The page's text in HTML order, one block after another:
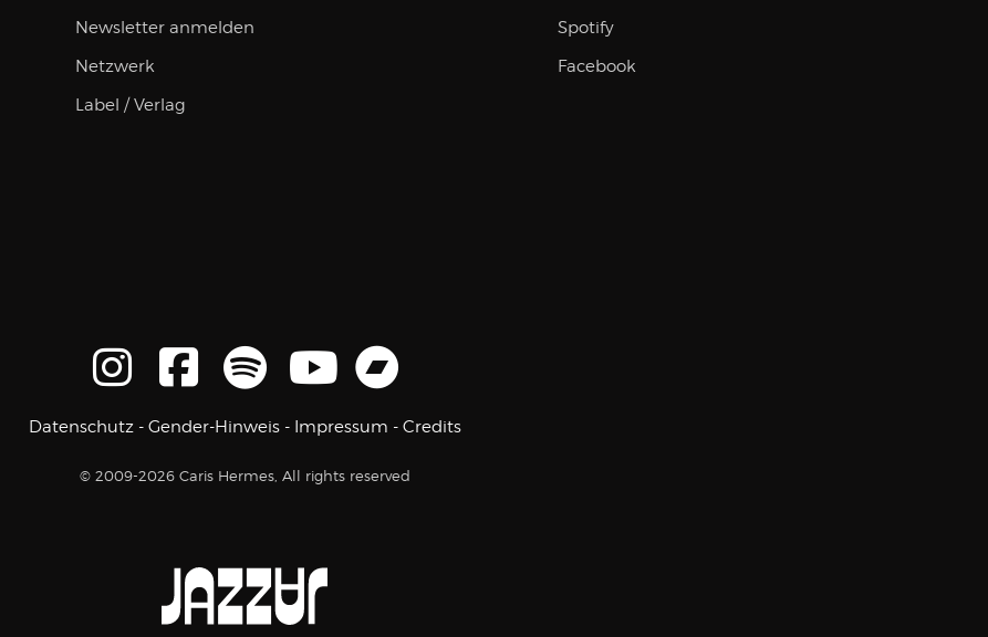
Newsletter anmelden
Netzwerk
Label / Verlag
Spotify
Facebook
Datenschutz- Gender-Hinweis- Impressum - Credits
© 2009-2026 Caris Hermes, All rights reserved